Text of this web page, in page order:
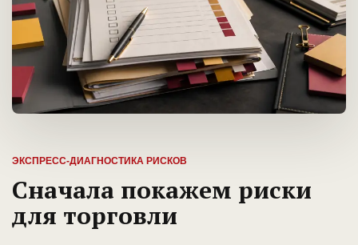
ЭКСПРЕСС-ДИАГНОСТИКА РИСКОВ
Сначала покажем риски
для торговли